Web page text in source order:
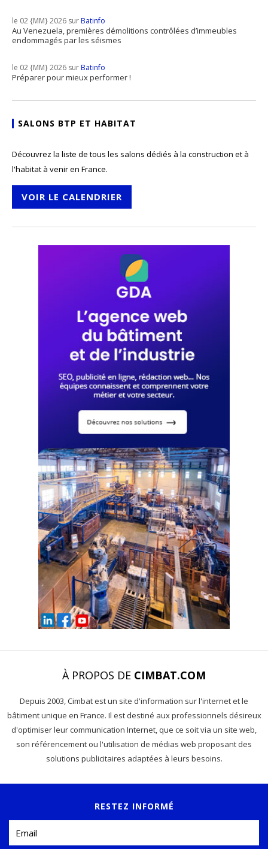
le 02 {MM} 2026 surBatinfo
Au Venezuela, premières démolitions contrôlées d’immeubles
endommagés par les séismes
le 02 {MM} 2026 surBatinfo
Préparer pour mieux performer !
SALONS BTP ET HABITAT
Découvrez la liste de tous les salons dédiés à la construction et à
l'habitat à venir en France.
VOIR LE CALENDRIER
À PROPOS DE CIMBAT.COM
Depuis 2003, Cimbat est un site d'information sur l'internet et le
bâtiment unique en France. Il est destiné aux professionnels désireux
d'optimiser leur communication Internet, que ce soit via un site web,
son référencement ou l'utilisation de médias web proposant des
solutions publicitaires adaptées à leurs besoins.
RESTEZ INFORMÉ